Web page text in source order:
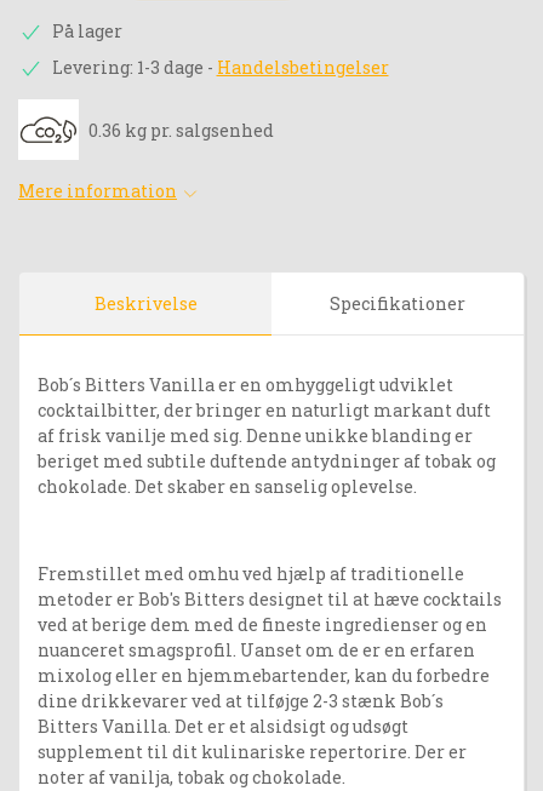
På lager
Levering: 1-3 dage - Handelsbetingelser
0.36 kg pr. salgsenhed
Mere information
Beskrivelse Specifikationer
Bob´s Bitters Vanilla er en omhyggeligt udviklet
cocktailbitter, der bringer en naturligt markant duft
af frisk vanilje med sig. Denne unikke blanding er
beriget med subtile duftende antydninger af tobak og
chokolade. Det skaber en sanselig oplevelse.
Fremstillet med omhu ved hjælp af traditionelle
metoder er Bob's Bitters designet til at hæve cocktails
ved at berige dem med de fineste ingredienser og en
nuanceret smagsprofil. Uanset om de er en erfaren
mixolog eller en hjemmebartender, kan du forbedre
dine drikkevarer ved at tilføjge 2-3 stænk Bob´s
Bitters Vanilla. Det er et alsidsigt og udsøgt
supplement til dit kulinariske repertorire. Der er
noter af vanilja, tobak og chokolade.